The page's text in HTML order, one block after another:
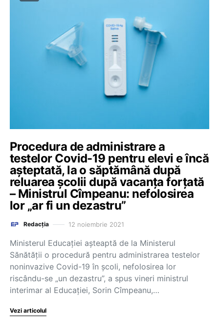
Procedura de administrare a
testelor Covid-19 pentru elevi e încă
așteptată, la o săptămână după
reluarea școlii după vacanța forțată
– Ministrul Cîmpeanu: nefolosirea
lor „ar fi un dezastru”
Redacția 12 noiembrie 2021
Ministerul Educației așteaptă de la Ministerul
Sănătății o procedură pentru administrarea testelor
noninvazive Covid-19 în școli, nefolosirea lor
riscându-se „un dezastru”, a spus vineri ministrul
interimar al Educației, Sorin Cîmpeanu,…
Vezi articolul